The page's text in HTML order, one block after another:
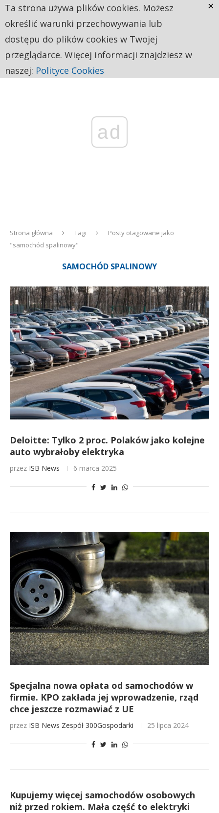
ad
Strona główna Tagi
Posty otagowane jako
"samochód spalinowy"
SAMOCHÓD SPALINOWY
Deloitte: Tylko 2 proc. Polaków jako kolejne
auto wybrałoby elektryka
przez ISB News 6 marca 2025
Specjalna nowa opłata od samochodów w
firmie. KPO zakłada jej wprowadzenie, rząd
chce jeszcze rozmawiać z UE
przez ISB News Zespół 300Gospodarki 25 lipca 2024
Kupujemy więcej samochodów osobowych
niż przed rokiem. Mała część to elektryki
Ta strona używa plików cookies. Możesz
określić warunki przechowywania lub
dostępu do plików cookies w Twojej
przeglądarce. Więcej informacji znajdziesz w
naszej: Polityce Cookies
×